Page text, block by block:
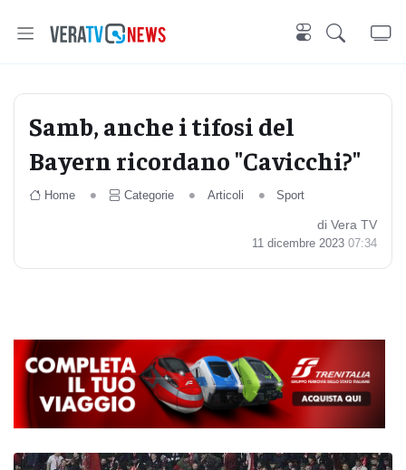
Samb, anche i tifosi del
Bayern ricordano "Cavicchi?"
Home Categorie Articoli Sport
di Vera TV
11 dicembre 2023 07:34